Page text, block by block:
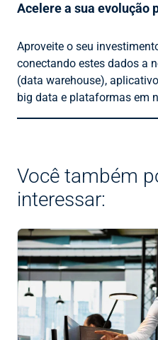
Acelere a sua evolução
Aproveite o seu
conectando estes dados a
(data warehouse),
big data e plataformas em
Você também
interessar: